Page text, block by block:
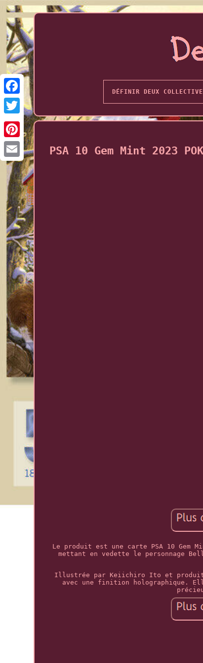
DÉFINIR DEUX COLLECTIVE
PSA 10 Gem Mint 2023
Le produit est une carte PSA 10 Gem
mettant en vedette le personnage
Illustrée par Keiichiro Ito et produite
avec une finition holographique.